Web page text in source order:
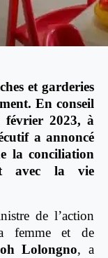
et garderies
En conseil
février 2023, à
a annoncé
la conciliation
avec la vie
de l’action
femme et de
Lolongno, a